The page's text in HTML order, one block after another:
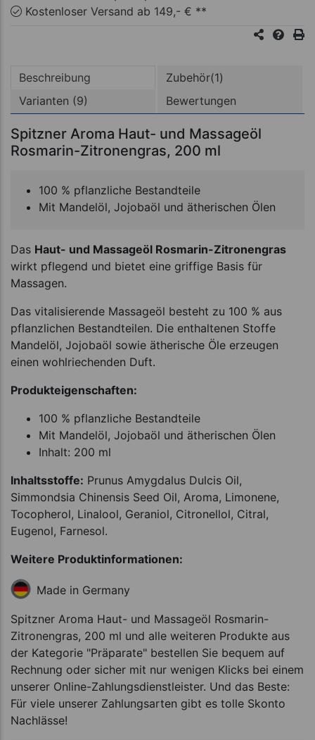
Kostenloser Versand ab 149,- € **
Beschreibung
Zubehör(1)
Varianten (9)
Bewertungen
Spitzner Aroma Haut- und Massageöl
Rosmarin-Zitronengras, 200 ml
100 % pflanzliche Bestandteile
Mit Mandelöl, Jojobaöl und ätherischen Ölen
Das Haut- und Massageöl Rosmarin-Zitronengras
wirkt pflegend und bietet eine griffige Basis für
Massagen.
Das vitalisierende Massageöl besteht zu 100 % aus
pflanzlichen Bestandteilen. Die enthaltenen Stoffe
Mandelöl, Jojobaöl sowie ätherische Öle erzeugen
einen wohlriechenden Duft.
Produkteigenschaften:
100 % pflanzliche Bestandteile
Mit Mandelöl, Jojobaöl und ätherischen Ölen
Inhalt: 200 ml
Inhaltsstoffe: Prunus Amygdalus Dulcis Oil,
Simmondsia Chinensis Seed Oil, Aroma, Limonene,
Tocopherol, Linalool, Geraniol, Citronellol, Citral,
Eugenol, Farnesol.
Weitere Produktinformationen:
Made in Germany
Spitzner Aroma Haut- und Massageöl Rosmarin-
Zitronengras, 200 ml und alle weiteren Produkte aus
der Kategorie "Präparate" bestellen Sie bequem auf
Rechnung oder sicher mit nur wenigen Klicks bei einem
unserer Online-Zahlungsdienstleister. Und das Beste:
Für viele unserer Zahlungsarten gibt es tolle Skonto
Nachlässe!